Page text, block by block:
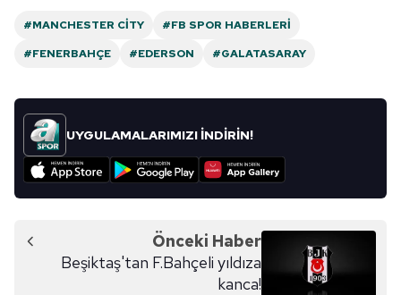
#MANCHESTER CITY
#FB SPOR HABERLERI
#FENERBAHÇE
#EDERSON #GALATASARAY
UYGULAMALARIMIZI İNDİRİN!
Önceki Haber
Beşiktaş'tan F.Bahçeli yıldıza
kanca!